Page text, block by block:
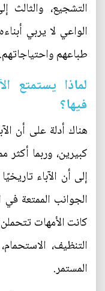
التشجيع، والثالث
الواعي لا يربي
طباعهم واحتياجاتهم.
لماذا يستمتع
فيها؟
هناك أدلة على أن
كبيرين، وربما أكثر
إلى أن الآباء
الجوانب الممتعة في
كانت الأمهات تتحملن
التنظيف،
المستمر.